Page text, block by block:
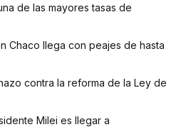
de las mayores tasas de
Chaco llega con peajes de hasta
contra la reforma de la Ley de
Milei es llegar a